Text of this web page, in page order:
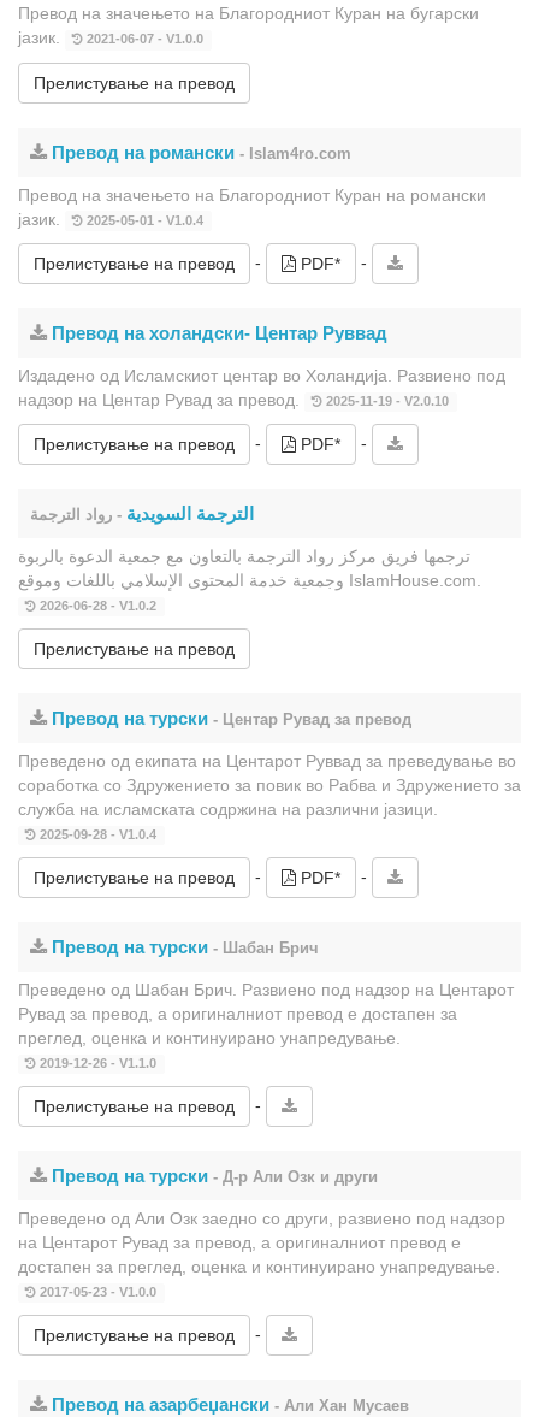
Превод на значењето на Благородниот Куран на бугарски
јазик.
2021-06-07 - V1.0.0
Прелистување на превод
Превод на романски - Islam4ro.com
Превод на значењето на Благородниот Куран на романски
јазик.
2025-05-01 - V1.0.4
Прелистување на превод - PDF* -
Превод на холандски- Центар Руввад
Издадено од Исламскиот центар во Холандија. Развиено под
надзор на Центар Рувад за превод.
2025-11-19 - V2.0.10
Прелистување на превод - PDF* -
الترجمة السويدية - رواد الترجمة
ترجمها فريق مركز رواد الترجمة بالتعاون مع جمعية الدعوة بالربوة
وجمعية خدمة المحتوى الإسلامي باللغات وموقع IslamHouse.com.
2026-06-28 - V1.0.2
Прелистување на превод
Превод на турски - Центар Рувад за превод
Преведено од екипата на Центарот Руввад за преведување во
соработка со Здружението за повик во Рабва и Здружението за
служба на исламската содржина на различни јазици.
2025-09-28 - V1.0.4
Прелистување на превод - PDF* -
Превод на турски - Шабан Брич
Преведено од Шабан Брич. Развиено под надзор на Центарот
Рувад за превод, а оригиналниот превод е достапен за
преглед, оценка и континуирано унапредување.
2019-12-26 - V1.1.0
Прелистување на превод -
Превод на турски - Д-р Али Озк и други
Преведено од Али Озк заедно со други, развиено под надзор
на Центарот Рувад за превод, а оригиналниот превод е
достапен за преглед, оценка и континуирано унапредување.
2017-05-23 - V1.0.0
Прелистување на превод -
Превод на азарбеџански - Али Хан Мусаев